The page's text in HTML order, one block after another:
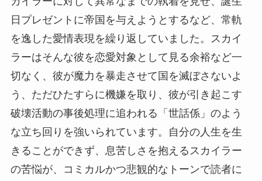
日プレゼントに帝国を与えようとするなど、常軌
を逸した愛情表現を繰り返していました。スカイ
ラーはそんな彼を恋愛対象として見る余裕など一
切なく、彼が魔力を暴走させて国を滅ぼさないよ
う、ただひたすらに機嫌を取り、彼が引き起こす
破壊活動の事後処理に追われる「世話係」のよう
な立ち回りを強いられています。自分の人生を生
きることができず、息苦しさを抱えるスカイラー
の苦悩が、コミカルかつ悲観的なトーンで読者に